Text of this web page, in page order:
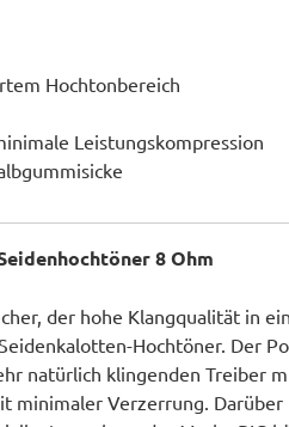
Hochtonbereich
Leistungskompression
8 Ohm
der hohe Klangqualität in
Hochtöner. Der
natürlich klingenden Treiber
Verzerrung.